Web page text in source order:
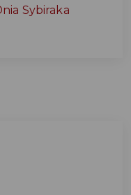
Sybiraka